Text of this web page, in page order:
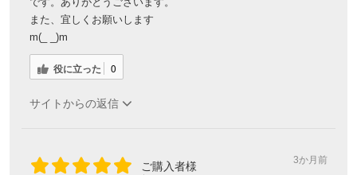
また、宜しくお願いします
m(_ _)m
役に立った 0
サイトからの返信
ご購入者様 3か月前